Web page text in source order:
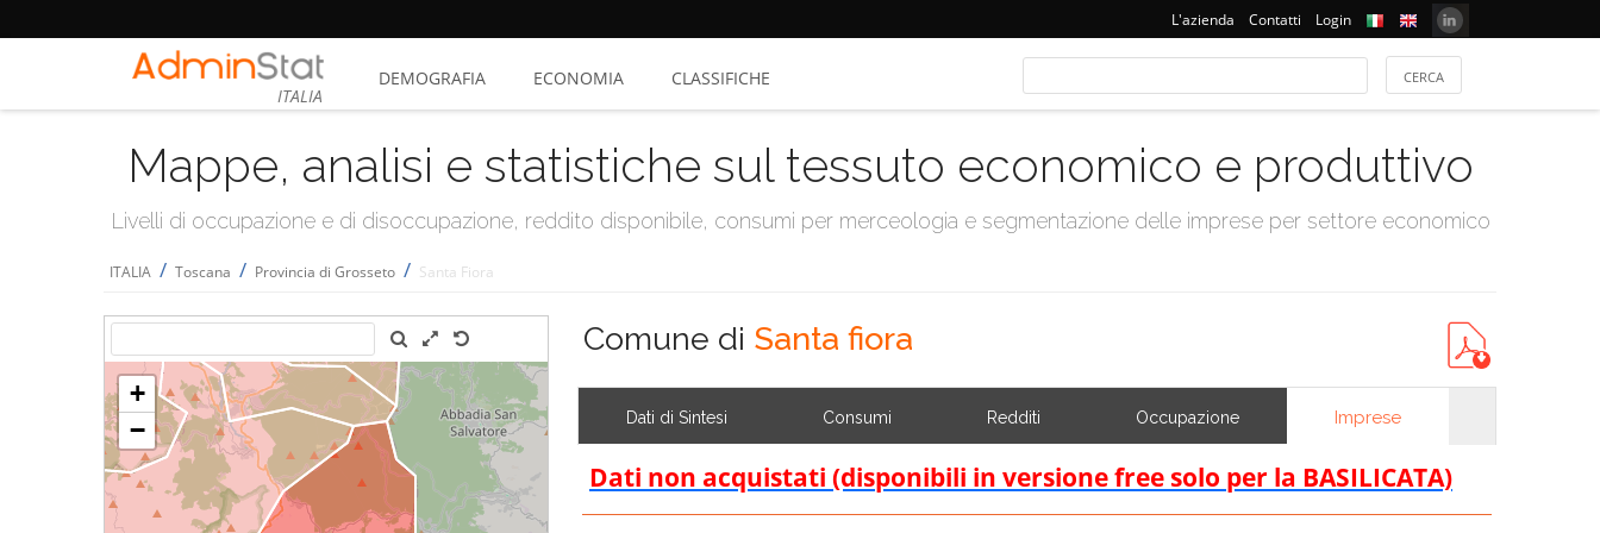
L'azienda Contatti Login
ITALIA
DEMOGRAFIA ECONOMIA CLASSIFICHE
Mappe, analisi e statistiche sul tessuto economico e produttivo
Livelli di occupazione e di disoccupazione, reddito disponibile, consumi per merceologia e segmentazione delle imprese per settore economico
ITALIA / Toscana / Provincia di Grosseto / Santa Fiora
Comune di Santa fiora
Dati di Sintesi Consumi Redditi Occupazione Imprese
Dati non acquistati (disponibili in versione free solo per la BASILICATA)